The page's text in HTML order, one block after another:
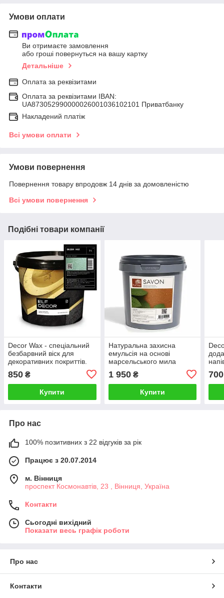
Умови оплати
Ви отримаєте замовлення
або гроші повернуться на вашу картку
Детальніше
Оплата за реквізитами
Оплата за реквізитами IBAN:
UA873052990000026001036102101 Приватбанку
Накладений платіж
Всі умови оплати
Умови повернення
Повернення товару впродовж 14 днів за домовленістю
Всі умови повернення
Подібні товари компанії
Decor Wax - спеціальний
безбарвний віск для
декоративних покриттів.
850 ₴
Купити
Натуральна захисна
емульсія на основі
марсельського мила
1 950₴
Купити
700
Про нас
100% позитивних з 22 відгуків за рік
Працює з 20.07.2014
м. Вінниця
проспект Космонавтів, 23 , Вінниця, Україна
Контакти
Сьогодні вихідний
Показати весь графік роботи
Про нас
Контакти